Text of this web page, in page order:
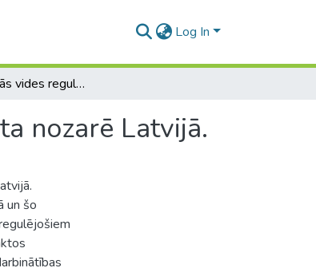
Log In
Darba tiesiskās vides regulējums un tā nepilnības sporta nozarē Latvijā.
nozarē Latvijā.
un šo